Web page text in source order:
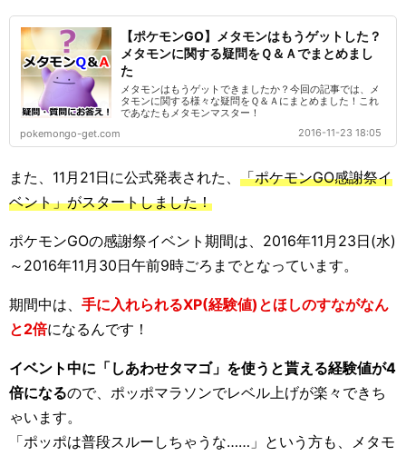
【ポケモンGO】メタモンはもうゲットした？
メタモンに関する疑問をＱ＆Ａでまとめまし
た
メタモンはもうゲットできましたか？今回の記事では、メ
タモンに関する様々な疑問をＱ＆Ａにまとめました！これ
であなたもメタモンマスター！
pokemongo-get.com
2016-11-23 18:05
また、11月21日に公式発表された、 「ポケモンGO感謝祭イ
ベント」がスタートしました！
ポケモンGOの感謝祭イベント期間は、2016年11月23日(水)
～2016年11月30日午前9時ごろまでとなっています。
期間中は、 手に入れられるXP(経験値)とほしのすながなん
と2倍になるんです！
イベント中に「しあわせタマゴ」を使うと貰える経験値が4
倍になるので、ポッポマラソンでレベル上げが楽々できち
ゃいます。
「ポッポは普段スルーしちゃうな……」という方も、メタモ